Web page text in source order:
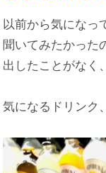
以前から気になっ
聞いてみたかった
出したことがなく
気になるドリンク